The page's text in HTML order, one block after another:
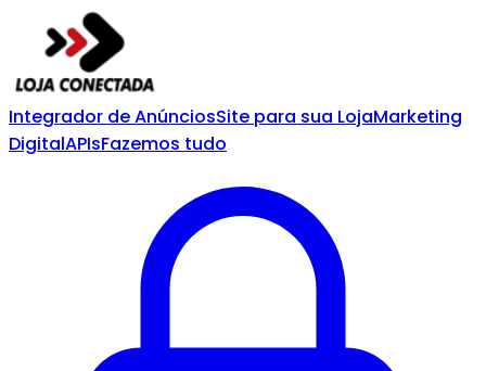
Integrador de AnúnciosSite para sua LojaMarketing
DigitalAPIsFazemos tudo